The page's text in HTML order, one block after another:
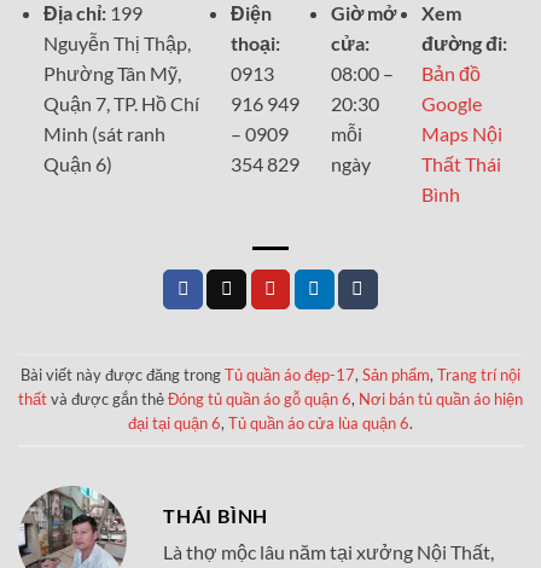
Địa chỉ:199
Nguyễn Thị Thập,
Phường Tân Mỹ,
Quận 7, TP. Hồ Chí
Minh (sát ranh
Quận 6)
Điện
thoại:
0913
916 949
– 0909
354 829
Giờ mở
cửa:
08:00 –
20:30
mỗi
ngày
Xem
đường đi:
Bản đồ
Google
Maps Nội
Thất Thái
Bình
Bài viết này được đăng trongTủ quần áo đẹp-17, Sản phẩm, Trang trí nội
thấtvà được gắn thẻĐóng tủ quần áo gỗ quận 6, Nơi bán tủ quần áo hiện
đại tại quận 6, Tủ quần áo cửa lùa quận 6.
THÁI BÌNH
Là thợ mộc lâu năm tại xưởng Nội Thất,